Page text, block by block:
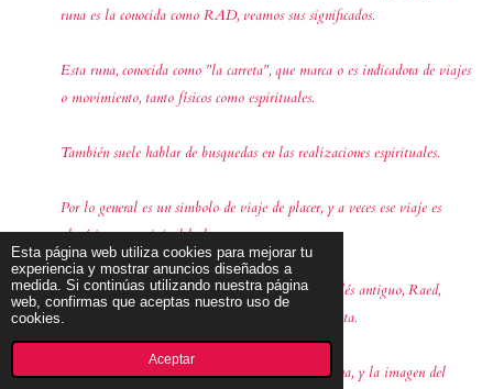
Esta página web utiliza cookies para mejorar tu
experiencia y mostrar anuncios diseñados a
medida. Si continúas utilizando nuestra página
web, confirmas que aceptas nuestro uso de
cookies.
Aceptar
runa es la conocida como RAD, veamos sus significados.
Esta runa, conocida como "la carreta", que marca o es indicadora de viajes
o movimiento, tanto físicos como espirituales.
También suele hablar de busquedas en las realizaciones espirituales.
Por lo general es un simbolo de viaje de placer, y a veces ese viaje es
alegórico o un viaje del alma.
En alemán, Raidho, que significa vehículo; en inglés antiguo, Raed,
cabalgar - andar; en nórdico, Reidh, Rit o Rad, ruta.
Resumiendo su significado, este es busqueda y lucha, y la imagen del